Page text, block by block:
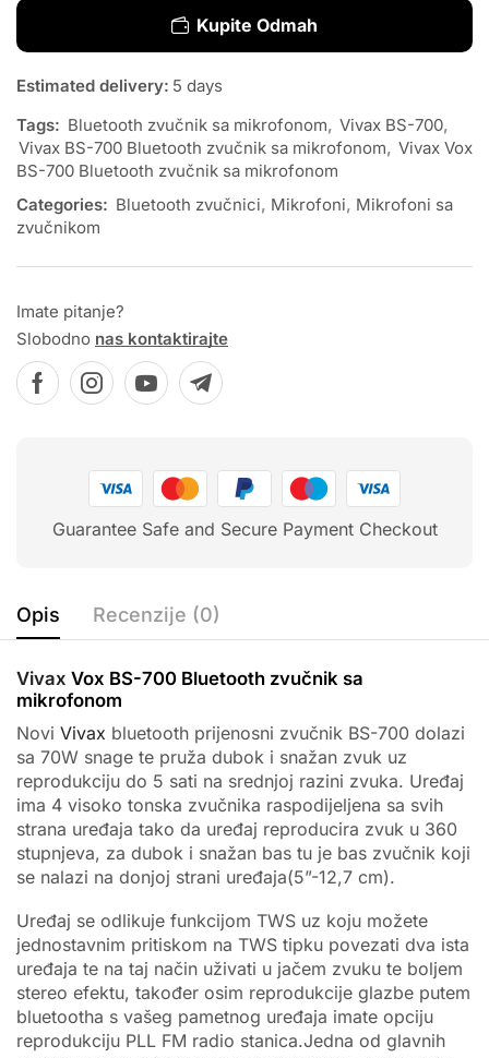
Kupite Odmah
Estimated delivery: 5 days
Tags: Bluetooth zvučnik sa mikrofonom, Vivax BS-700,
Vivax BS-700 Bluetooth zvučnik sa mikrofonom, Vivax Vox
BS-700 Bluetooth zvučnik sa mikrofonom
Categories: Bluetooth zvučnici, Mikrofoni, Mikrofoni sa
zvučnikom
Imate pitanje?
Slobodno nas kontaktirajte
Guarantee Safe and Secure Payment Checkout
Opis Recenzije (0)
Vivax Vox BS-700 Bluetooth zvučnik sa
mikrofonom
Novi Vivax bluetooth prijenosni zvučnik BS-700 dolazi
sa 70W snage te pruža dubok i snažan zvuk uz
reprodukciju do 5 sati na srednjoj razini zvuka. Uređaj
ima 4 visoko tonska zvučnika raspodijeljena sa svih
strana uređaja tako da uređaj reproducira zvuk u 360
stupnjeva, za dubok i snažan bas tu je bas zvučnik koji
se nalazi na donjoj strani uređaja(5”-12,7 cm).
Uređaj se odlikuje funkcijom TWS uz koju možete
jednostavnim pritiskom na TWS tipku povezati dva ista
uređaja te na taj način uživati u jačem zvuku te boljem
stereo efektu, također osim reprodukcije glazbe putem
bluetootha s vašeg pametnog uređaja imate opciju
reprodukciju PLL FM radio stanica.Jedna od glavnih